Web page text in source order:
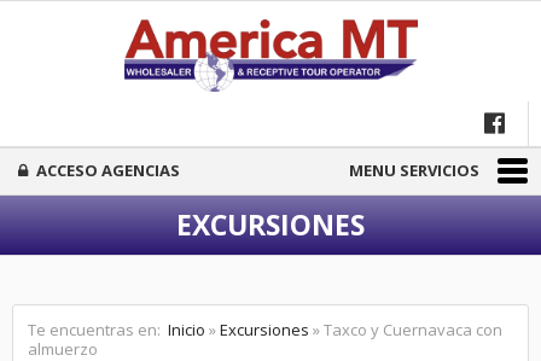
ACCESO AGENCIAS MENU SERVICIOS
EXCURSIONES
Te encuentras en: Inicio »Excursiones » Taxco y Cuernavaca con
almuerzo